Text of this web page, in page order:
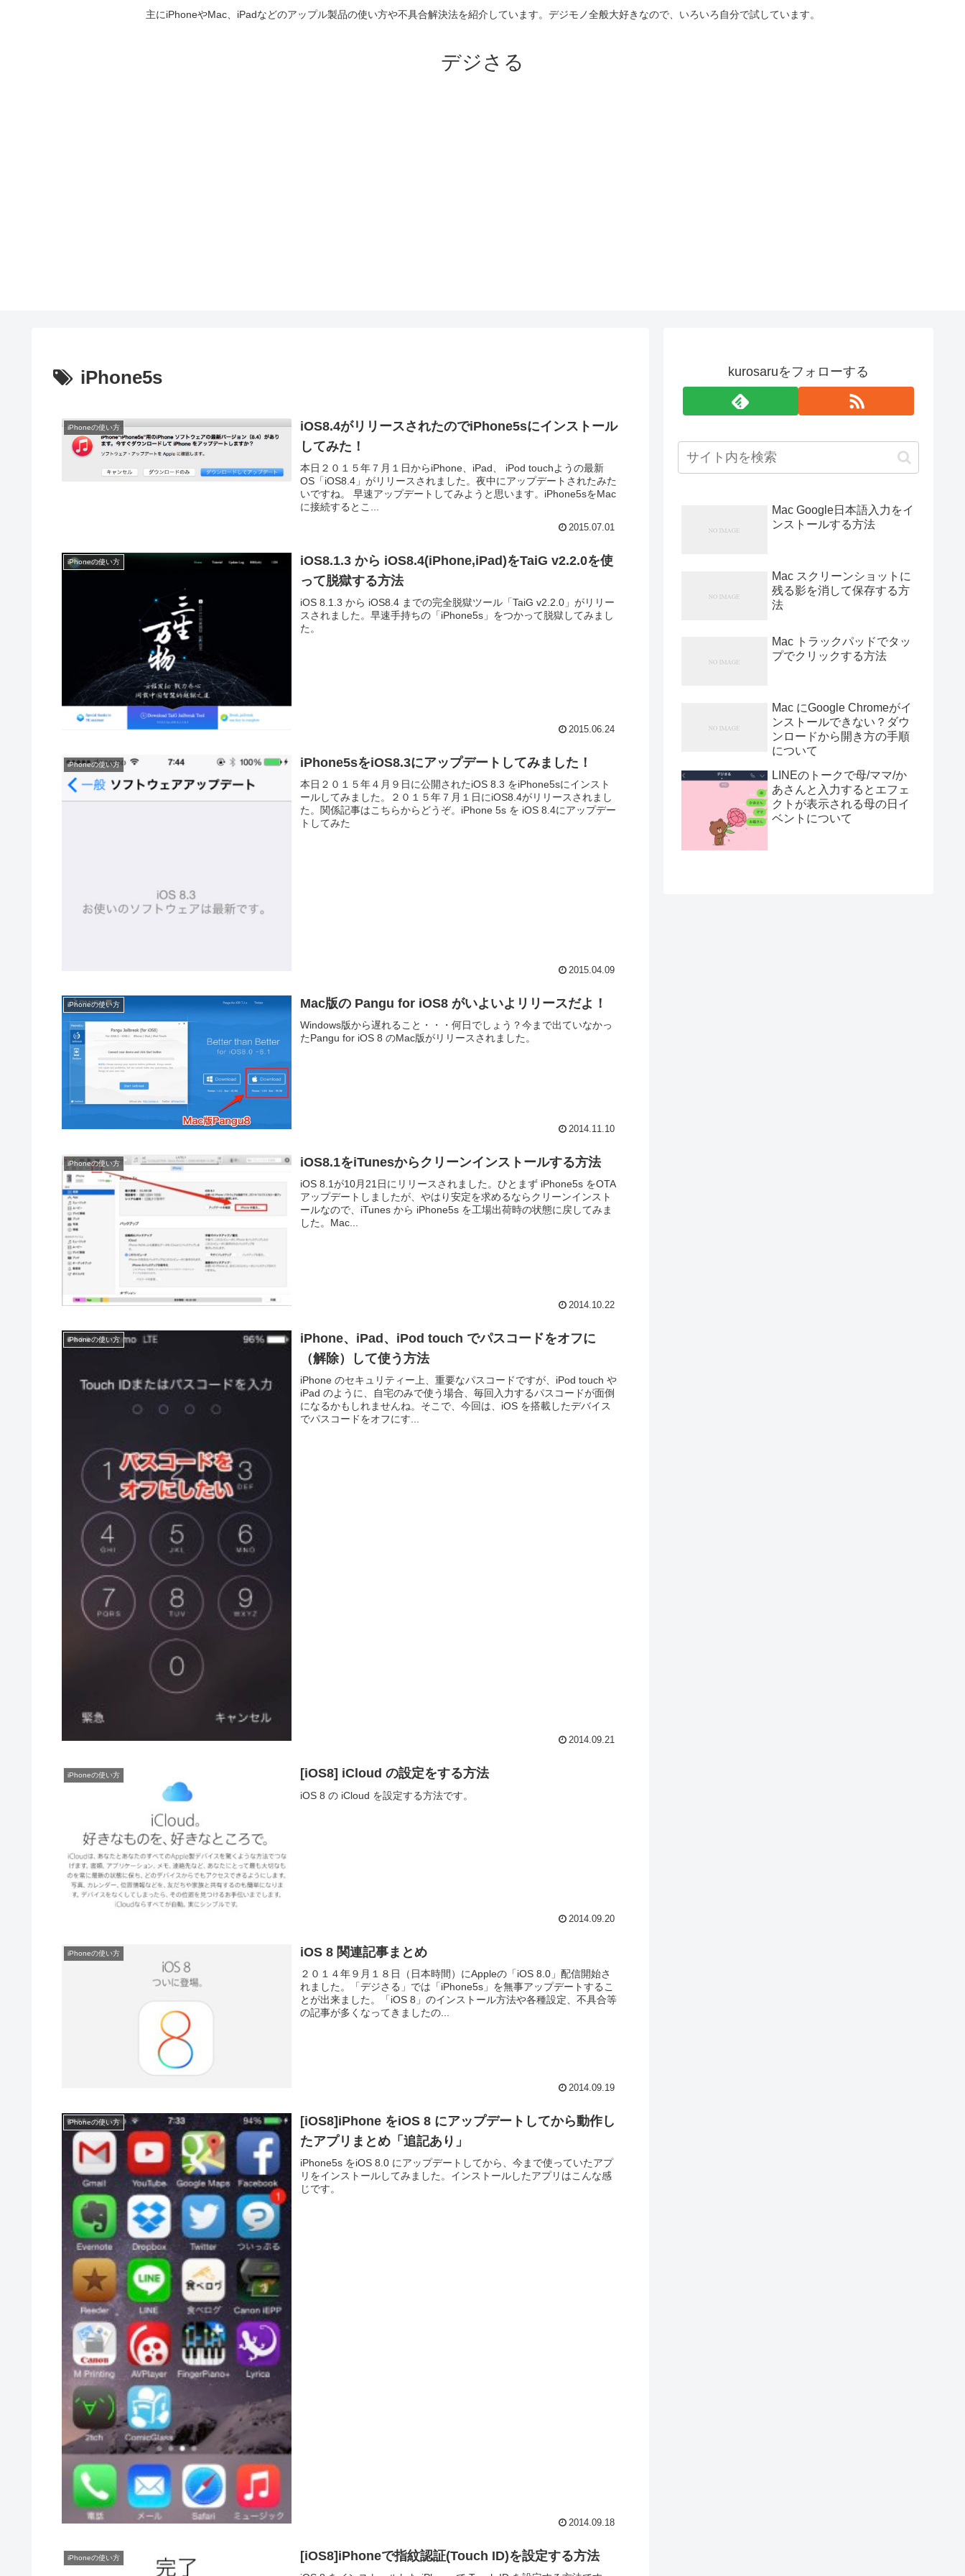
主にiPhoneやMac、iPadなどのアップル製品の使い方や不具合解決法を紹介しています。デジモノ全般大好きなので、いろいろ自分で試しています。
デジさる
iPhone5s
iPhoneの使い方
iOS8.4がリリースされたのでiPhone5sにインストール
してみた！
本日２０１５年７月１日からiPhone、iPad、 iPod touchようの最新
OS「iOS8.4」がリリースされました。夜中にアップデートされたみた
いですね。 早速アップデートしてみようと思います。iPhone5sをMac
に接続するとこ...
2015.07.01
iPhoneの使い方
iOS8.1.3 から iOS8.4(iPhone,iPad)をTaiG v2.2.0を使
って脱獄する方法
iOS 8.1.3 から iOS8.4 までの完全脱獄ツール「TaiG v2.2.0」がリリー
スされました。早速手持ちの「iPhone5s」をつかって脱獄してみまし
た。
2015.06.24
iPhoneの使い方 iPhone5sをiOS8.3にアップデートしてみました！
本日２０１５年４月９日に公開されたiOS 8.3 をiPhone5sにインスト
ールしてみました。２０１５年７月１日にiOS8.4がリリースされまし
た。関係記事はこちらからどうぞ。iPhone 5s を iOS 8.4にアップデー
トしてみた
2015.04.09
iPhoneの使い方 Mac版の Pangu for iOS8 がいよいよリリースだよ！
Windows版から遅れること・・・何日でしょう？今まで出ていなかっ
たPangu for iOS 8 のMac版がリリースされました。
2014.11.10
iPhoneの使い方 iOS8.1をiTunesからクリーンインストールする方法
iOS 8.1が10月21日にリリースされました。ひとまず iPhone5s をOTA
アップデートしましたが、やはり安定を求めるならクリーンインスト
ールなので、iTunes から iPhone5s を工場出荷時の状態に戻してみま
した。Mac...
2014.10.22
iPhoneの使い方
iPhone、iPad、iPod touch でパスコードをオフに
（解除）して使う方法
iPhone のセキュリティー上、重要なパスコードですが、iPod touch や
iPad のように、自宅のみで使う場合、毎回入力するパスコードが面倒
になるかもしれませんね。そこで、今回は、iOS を搭載したデバイス
でパスコードをオフにす...
2014.09.21
iPhoneの使い方 [iOS8] iCloud の設定をする方法
iOS 8 の iCloud を設定する方法です。
2014.09.20
iPhoneの使い方 iOS 8 関連記事まとめ
２０１４年９月１８日（日本時間）にAppleの「iOS 8.0」配信開始さ
れました。「デジさる」では「iPhone5s」を無事アップデートするこ
とが出来ました。「iOS 8」のインストール方法や各種設定、不具合等
の記事が多くなってきましたの...
2014.09.19
iPhoneの使い方
[iOS8]iPhone をiOS 8 にアップデートしてから動作し
たアプリまとめ「追記あり」
iPhone5s をiOS 8.0 にアップデートしてから、今まで使っていたアプ
リをインストールしてみました。インストールしたアプリはこんな感
じです。
2014.09.18
iPhoneの使い方 [iOS8]iPhoneで指紋認証(Touch ID)を設定する方法
kurosaruをフォローする
Mac Google日本語入力をイ
ンストールする方法
Mac スクリーンショットに
残る影を消して保存する方
法
Mac トラックパッドでタッ
プでクリックする方法
Mac にGoogle Chromeがイ
ンストールできない？ダウ
ンロードから開き方の手順
について
LINEのトークで母/ママ/か
あさんと入力するとエフェ
クトが表示される母の日イ
ベントについて